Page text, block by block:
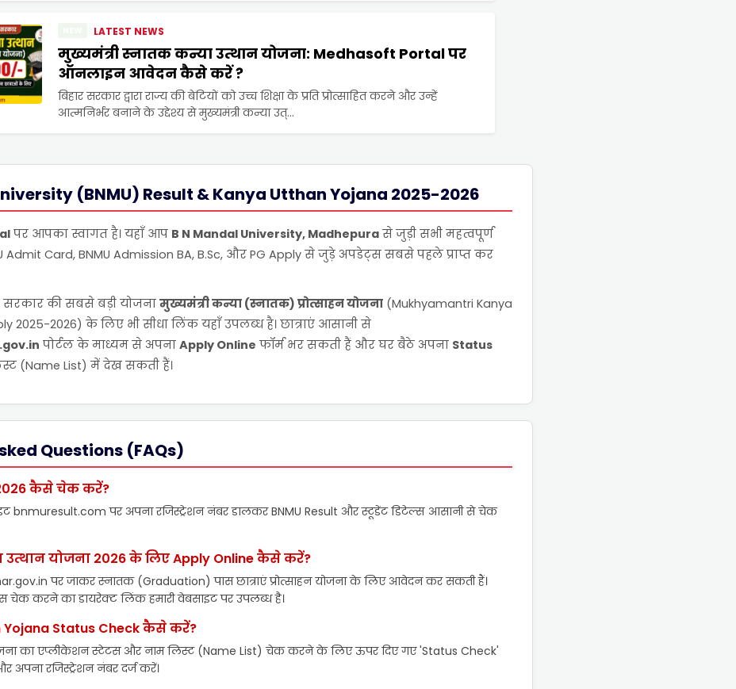
LATEST NEWS
मुख्यमंत्री स्नातक कन्या उत्थान योजना: Medhasoft Portal पर
ऑनलाइन आवेदन कैसे करें ?
बिहार सरकार द्वारा राज्य की बेटियों को उच्च शिक्षा के प्रति प्रोत्साहित करने और उन्हें
आत्मनिर्भर बनाने के उद्देश्य से मुख्यमंत्री कन्या उत्...
(BNMU) Result & Kanya Utthan Yojana 2025-2026
पर आपका स्वागत है। यहाँ आप B N Mandal University, Madhepuraसे जुड़ी सभी महत्वपूर्ण
Admit Card, BNMU Admission BA, B.Sc, और PG Apply से जुड़े अपडेट्स सबसे पहले प्राप्त कर
सरकार की सबसे बड़ी योजनामुख्यमंत्री कन्या (स्नातक) प्रोत्साहन योजना(Mukhyamantri Kanya
2025-2026) के लिए भी सीधा लिंक यहाँ उपलब्ध है। छात्राएं आसानी से
पोर्टल के माध्यम से अपना Apply Online फॉर्म भर सकती हैं और घर बैठे अपना Status
(Name List) में देख सकती हैं।
Questions (FAQs)
2026 कैसे चेक करें?
bnmuresult.com पर अपना रजिस्ट्रेशन नंबर डालकर BNMU Result और स्टूडेंट डिटेल्स आसानी से चेक
उत्थान योजना 2026 के लिए Apply Online कैसे करें?
पर जाकर स्नातक (Graduation) पास छात्राएं प्रोत्साहन योजना के लिए आवेदन कर सकती हैं।
चेक करने का डायरेक्ट लिंक हमारी वेबसाइट पर उपलब्ध है।
Yojana Status Check कैसे करें?
का एप्लीकेशन स्टेटस और नाम लिस्ट (Name List) चेक करने के लिए ऊपर दिए गए 'Status Check'
रजिस्ट्रेशन नंबर दर्ज करें।